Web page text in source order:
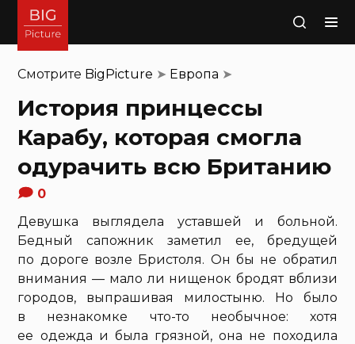
Поиск
Смотрите BigPicture ➤ Европа ➤
История принцессы
Карабу, которая смогла
одурачить всю Британию
0
Девушка выглядела уставшей и больной.
Бедный сапожник заметил ее, бредущей
по дороге возле Бристоля. Он бы не обратил
внимания — мало ли нищенок бродят вблизи
городов, выпрашивая милостыню. Но было
в незнакомке что-то необычное: хотя
ее одежда и была грязной, она не походила